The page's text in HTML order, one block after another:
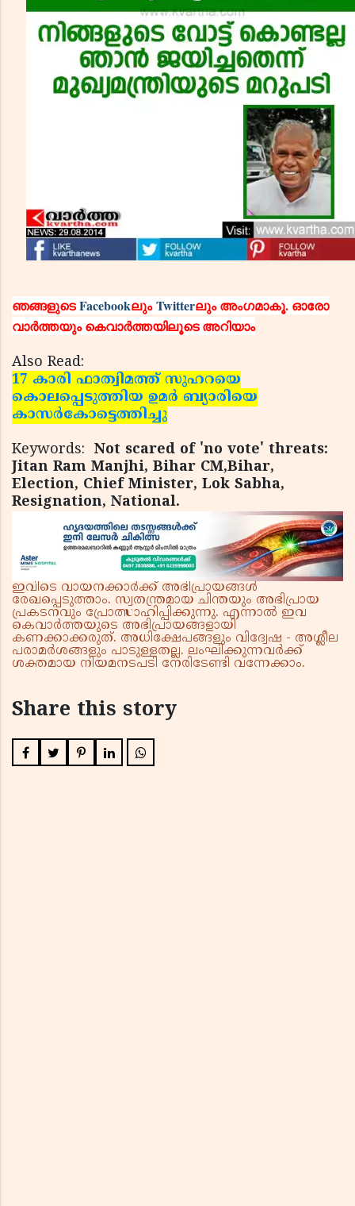
ഞങ്ങളുടെFacebookലുംTwitterലും അംഗമാകൂ. ഓരോ
വാര്‍ത്തയും കെവാര്‍ത്തയിലൂടെ അറിയാം
Also Read:
17 കാരി ഫാത്വിമത്ത് സുഹറയെ
കൊലപ്പെടുത്തിയ ഉമര്‍ ബ്യാരിയെ
കാസര്‍കോട്ടെത്തിച്ചു
Keywords: Not scared of 'no vote' threats:
Jitan Ram Manjhi, Bihar CM,Bihar,
Election, Chief Minister, Lok Sabha,
Resignation, National.
ഇവിടെ വായനക്കാർക്ക് അഭിപ്രായങ്ങൾ
രേഖപ്പെടുത്താം. സ്വതന്ത്രമായ ചിന്തയും അഭിപ്രായ
പ്രകടനവും പ്രോത്സാഹിപ്പിക്കുന്നു. എന്നാൽ ഇവ
കെവാർത്തയുടെ അഭിപ്രായങ്ങളായി
കണക്കാക്കരുത്. അധിക്ഷേപങ്ങളും വിദ്വേഷ - അശ്ലീല
പരാമർശങ്ങളും പാടുള്ളതല്ല. ലംഘിക്കുന്നവർക്ക്
ശക്തമായ നിയമനടപടി നേരിടേണ്ടി വന്നേക്കാം.
Share this story